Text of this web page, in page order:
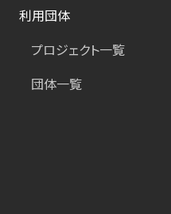
利用団体
プロジェクト一覧
団体一覧